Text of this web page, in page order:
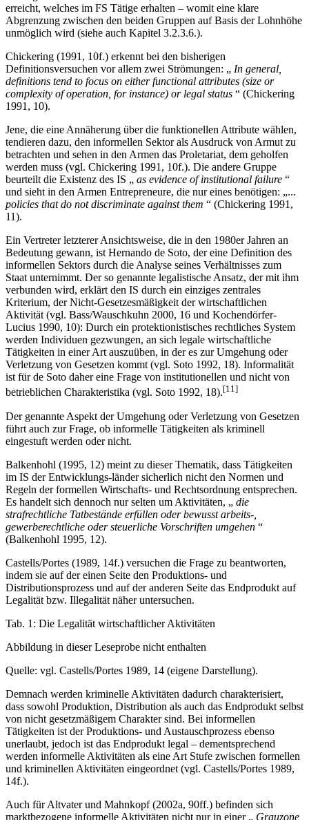
erreicht, welches im FS Tätige erhalten – womit eine klare
Abgrenzung zwischen den beiden Gruppen auf Basis der Lohnhöhe
unmöglich wird (siehe auch Kapitel 3.2.3.6.).
Chickering (1991, 10f.) erkennt bei den bisherigen
Definitionsversuchen vor allem zwei Strömungen: „ In general,
definitions tend to focus on either functional attributes (size or
complexity of operation, for instance) or legal status “ (Chickering
1991, 10).
Jene, die eine Annäherung über die funktionellen Attribute wählen,
tendieren dazu, den informellen Sektor als Ausdruck von Armut zu
betrachten und sehen in den Armen das Proletariat, dem geholfen
werden muss (vgl. Chickering 1991, 10f.). Die andere Gruppe
beurteilt die Existenz des IS „ as evidence of institutional failure “
und sieht in den Armen Entrepreneure, die nur eines benötigen: „...
policies that do not discriminate against them “ (Chickering 1991,
11).
Ein Vertreter letzterer Ansichtsweise, die in den 1980er Jahren an
Bedeutung gewann, ist Hernando de Soto, der eine Definition des
informellen Sektors durch die Analyse seines Verhältnisses zum
Staat unternimmt. Der so genannte legalistische Ansatz, der mit ihm
verbunden wird, erklärt den IS durch ein einziges zentrales
Kriterium, der Nicht-Gesetzesmäßigkeit der wirtschaftlichen
Aktivität (vgl. Bass/Wauschkuhn 2000, 16 und Kochendörfer-
Lucius 1990, 10): Durch ein protektionistisches rechtliches System
werden Individuen gezwungen, an sich legale wirtschaftliche
Tätigkeiten in einer Art auszuüben, in der es zur Umgehung oder
Verletzung von Gesetzen kommt (vgl. Soto 1992, 18). Informalität
ist für de Soto daher eine Frage von institutionellen und nicht von
betrieblichen Charakteristika (vgl. Soto 1992, 18).[11]
Der genannte Aspekt der Umgehung oder Verletzung von Gesetzen
führt auch zur Frage, ob informelle Tätigkeiten als kriminell
eingestuft werden oder nicht.
Balkenhohl (1995, 12) meint zu dieser Thematik, dass Tätigkeiten
im IS der Entwicklungs-länder sicherlich nicht den Normen und
Regeln der formellen Wirtschafts- und Rechtsordnung entsprechen.
Es handelt sich dennoch nur selten um Aktivitäten, „ die
strafrechtliche Tatbestände erfüllen oder bewusst arbeits-,
gewerberechtliche oder steuerliche Vorschriften umgehen “
(Balkenhohl 1995, 12).
Castells/Portes (1989, 14f.) versuchen die Frage zu beantworten,
indem sie auf der einen Seite den Produktions- und
Distributionsprozess und auf der anderen Seite das Endprodukt auf
Legalität bzw. Illegalität näher untersuchen.
Tab. 1: Die Legalität wirtschaftlicher Aktivitäten
Abbildung in dieser Leseprobe nicht enthalten
Quelle: vgl. Castells/Portes 1989, 14 (eigene Darstellung).
Demnach werden kriminelle Aktivitäten dadurch charakterisiert,
dass sowohl Produktion, Distribution als auch das Endprodukt selbst
von nicht gesetzmäßigem Charakter sind. Bei informellen
Tätigkeiten ist der Produktions- und Austauschprozess ebenso
unerlaubt, jedoch ist das Endprodukt legal – dementsprechend
werden informelle Aktivitäten als eine Art Stufe zwischen formellen
und kriminellen Aktivitäten eingeordnet (vgl. Castells/Portes 1989,
14f.).
Auch für Altvater und Mahnkopf (2002a, 90ff.) befinden sich
marktbezogene informelle Aktivitäten nicht nur in einer „ Grauzone